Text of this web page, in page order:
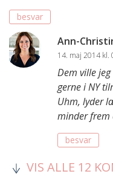
besvar
Ann-
14. maj 2014 kl.
Dem ville
gerne i NY
Uhm, lyder
minder frem
besvar
VIS ALLE 12